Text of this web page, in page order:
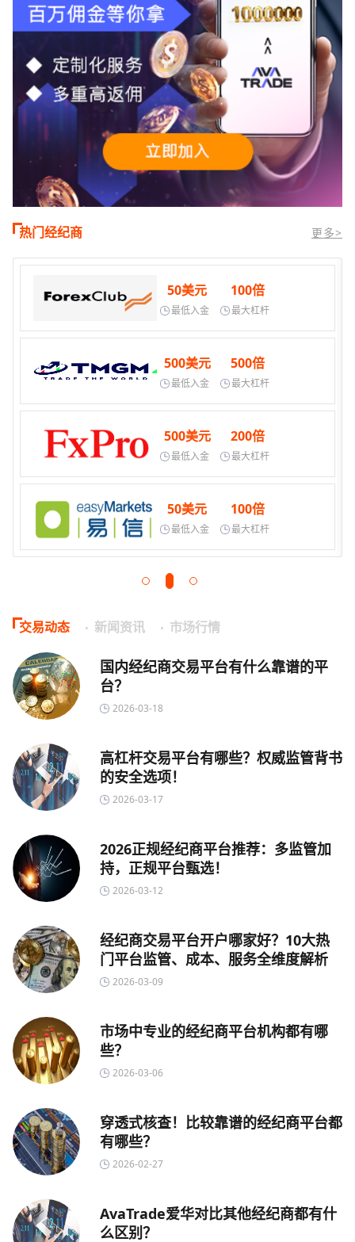
热门经纪商 更多>
50美元
最低入金
100倍
最大杠杆
500美元
最低入金
500倍
最大杠杆
500美元
最低入金
200倍
最大杠杆
50美元
最低入金
100倍
最大杠杆
交易动态 新闻资讯 市场行情
国内经纪商交易平台有什么靠谱的平
台？
2026-03-18
高杠杆交易平台有哪些？权威监管背书
的安全选项！
2026-03-17
2026正规经纪商平台推荐：多监管加
持，正规平台甄选！
2026-03-12
经纪商交易平台开户哪家好？10大热
门平台监管、成本、服务全维度解析
2026-03-09
市场中专业的经纪商平台机构都有哪
些？
2026-03-06
穿透式核查！比较靠谱的经纪商平台都
有哪些？
2026-02-27
AvaTrade爱华对比其他经纪商都有什
么区别？